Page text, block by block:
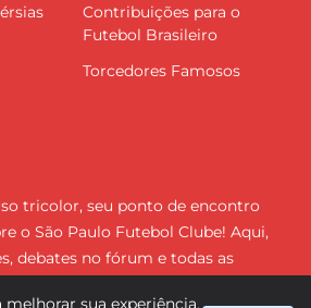
Contribuições para o
Futebol Brasileiro
Torcedores Famosos
tricolor, seu ponto de encontro
o São Paulo Futebol Clube! Aqui,
debates no fórum e todas as
melhorar sua experiência.